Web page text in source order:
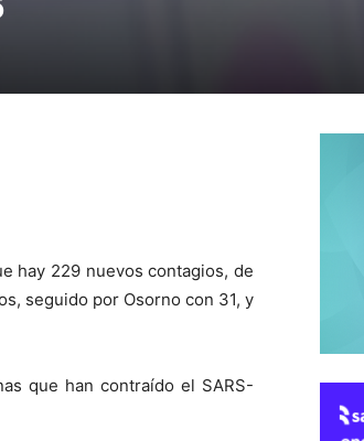
hay 229 nuevos contagios, de
seguido por Osorno con 31, y
que han contraído el SARS-